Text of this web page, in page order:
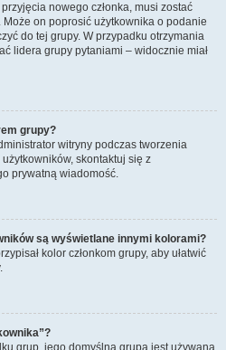
nowego członka, musi zostać
on poprosić użytkownika o podanie
do tej grupy. W przypadku otrzymania
lidera grupy pytaniami – widocznie miał
grupy?
witryny podczas tworzenia
skontaktuj się z
prywatną wiadomość.
są wyświetlane innymi kolorami?
kolor członkom grupy, aby ułatwić
grup, jego domyślna grupa jest używana